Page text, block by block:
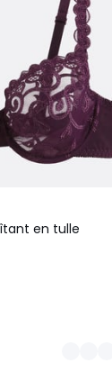
en tulle